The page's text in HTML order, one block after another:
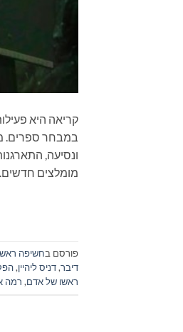
קריאה היא
במבחר ספרים.
מומלצים
פורסם בחשיפה
דיבר,דניס ליהיין,
ראשו של אדם, רמה